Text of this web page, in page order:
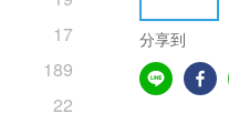
17
189
22
分享到